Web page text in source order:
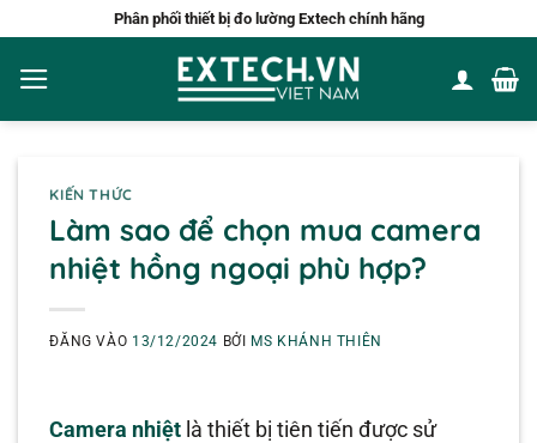
nội
dung
Phân phối thiết bị đo lường Extech chính hãng
KIẾN THỨC
Làm sao để chọn mua camera
nhiệt hồng ngoại phù hợp?
ĐĂNG VÀO 13/12/2024 BỞI MS KHÁNH THIÊN
Camera nhiệt là thiết bị tiên tiến được sử